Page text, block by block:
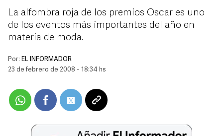
La alfombra roja de los premios Oscar es uno
de los eventos más importantes del año en
materia de moda.
Por: EL INFORMADOR
23 de febrero de 2008 - 18:34 hs